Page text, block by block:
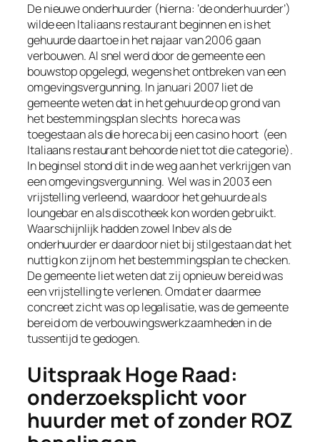
De nieuwe onderhuurder (hierna: ‘de onderhuurder’)
wilde een Italiaans restaurant beginnen en is het
gehuurde daartoe in het najaar van 2006 gaan
verbouwen. Al snel werd door de gemeente een
bouwstop opgelegd, wegens het ontbreken van een
omgevingsvergunning. In januari 2007 liet de
gemeente weten dat in het gehuurde op grond van
het bestemmingsplan slechts horeca was
toegestaan als die horeca bij een casino hoort (een
Italiaans restaurant behoorde niet tot die categorie).
In beginsel stond dit in de weg aan het verkrijgen van
een omgevingsvergunning. Wel was in 2003 een
vrijstelling verleend, waardoor het gehuurde als
loungebar en als discotheek kon worden gebruikt.
Waarschijnlijk hadden zowel Inbev als de
onderhuurder er daardoor niet bij stilgestaan dat het
nuttig kon zijn om het bestemmingsplan te checken.
De gemeente liet weten dat zij opnieuw bereid was
een vrijstelling te verlenen. Omdat er daarmee
concreet zicht was op legalisatie, was de gemeente
bereid om de verbouwingswerkzaamheden in de
tussentijd te gedogen.
Uitspraak Hoge Raad:
onderzoeksplicht voor
huurder met of zonder ROZ